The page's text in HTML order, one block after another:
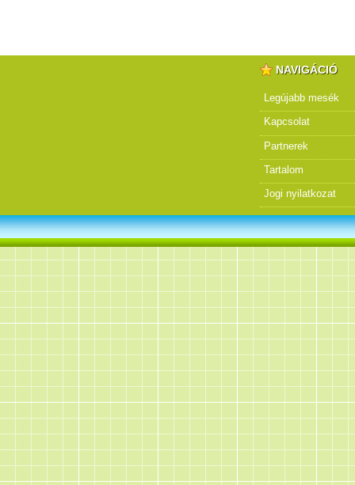
NAVIGÁCIÓ
Legújabb mesék
Kapcsolat
Partnerek
Tartalom
Jogi nyilatkozat